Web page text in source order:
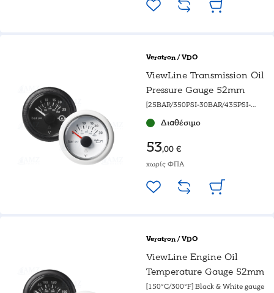
Veratron / VDO
ViewLine Transmission Oil
Pressure Gauge 52mm
[25BAR/350PSI-30BAR/435PSI-
gaugeΔιαθέσιμο
53,00 €
χωρίς ΦΠΑ
Veratron / VDO
ViewLine Engine Oil
Temperature Gauge 52mm
[150°C/300°F] Black & White gauge